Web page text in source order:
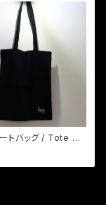
ートバッグ / Tote Ba